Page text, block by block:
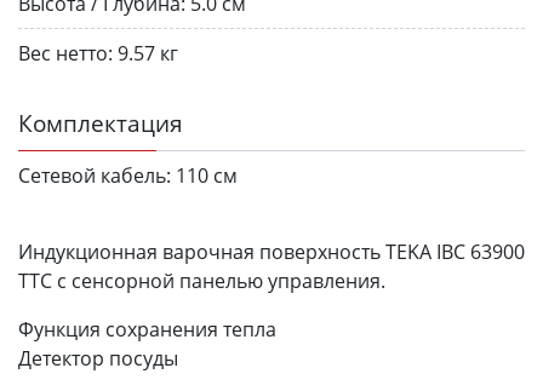
Вес нетто: 9.57 кг
Комплектация
Сетевой кабель: 110 см
Индукционная варочная поверхность TEKA IBC 63900
TTC с сенсорной панелью управления.
Функция сохранения тепла
Детектор посуды